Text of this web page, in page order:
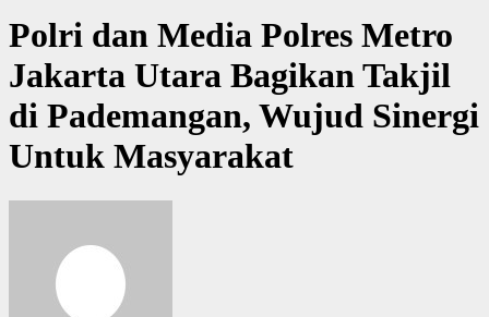
Polri dan Media Polres Metro
Jakarta Utara Bagikan Takjil
di Pademangan, Wujud Sinergi
Untuk Masyarakat